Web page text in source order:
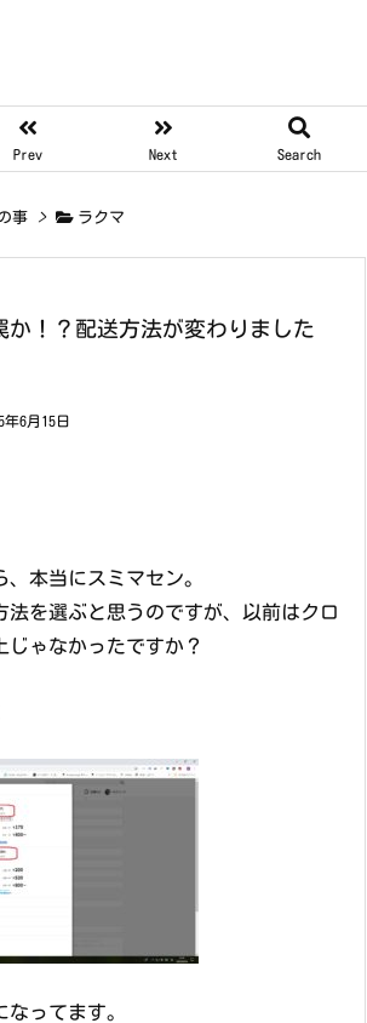
Prev Next Search
事 > ラクマ
か！？配送方法が変わりました
年6月15日
本当にスミマセン。
法を選ぶと思うのですが、以前はクロ
じゃなかったですか？
ってます。